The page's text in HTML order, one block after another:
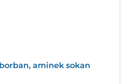
aminek sokan